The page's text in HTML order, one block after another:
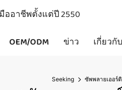
อาชีพตั้งแต่ปี 2550
OEM/ODM ข่าว เกี่ยวกั
Seeking ซัพพลายเออร์